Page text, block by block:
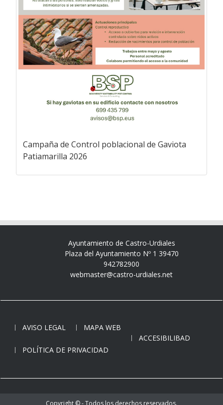
Campaña de Control poblacional de Gaviota
Patiamarilla 2026
Ayuntamiento de Castro-Urdiales
Plaza del Ayuntamiento Nº 1 39470
942782900
webmaster@castro-urdiales.net
AVISO LEGAL
MAPA WEB
ACCESIBILIBAD
POLÍTICA DE PRIVACIDAD
Copyright © - Todos los derechos reservados.